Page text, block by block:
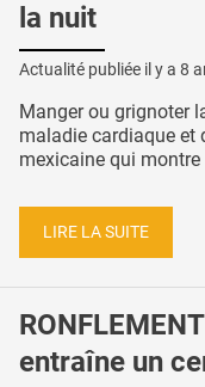
la nuit
Actualité publiée il y a 8
Manger ou grignoter
maladie cardiaque et
mexicaine qui
LIRE LA SUITE
entraîne un